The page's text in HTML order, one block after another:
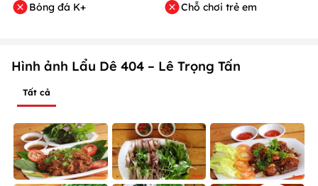
Bóng đá K+ Chỗ chơi trẻ em
Hình ảnh Lẩu Dê 404 – Lê Trọng Tấn
Tất cả